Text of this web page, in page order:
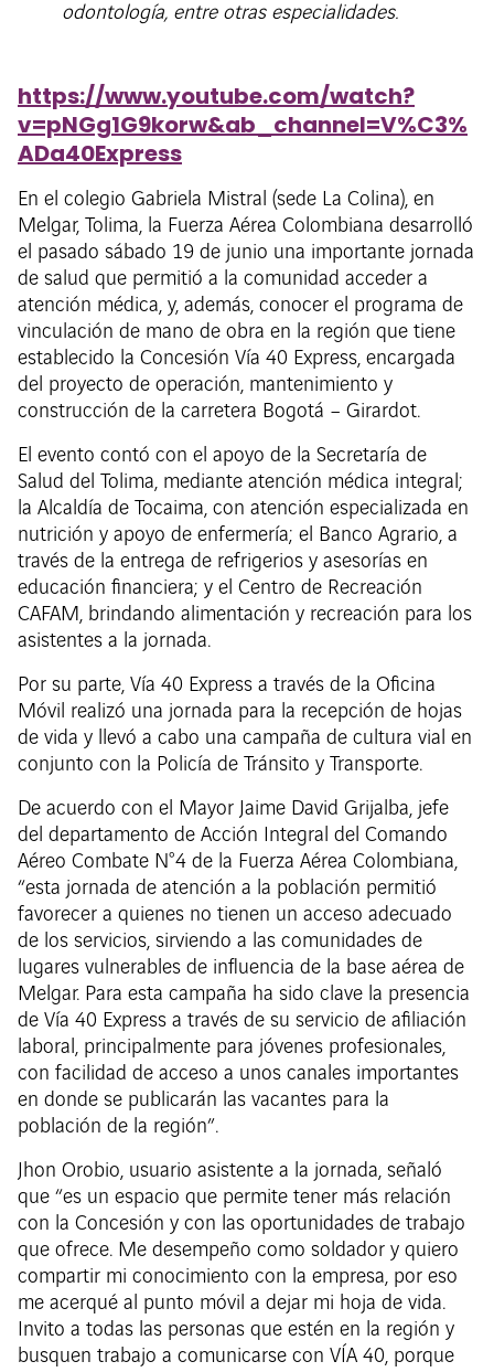
odontología, entre otras especialidades.
https://www.youtube.com/watch?
v=pNGg1G9korw&ab_channel=V%C3%
ADa40Express
En el colegio Gabriela Mistral (sede La Colina), en
Melgar, Tolima, la Fuerza Aérea Colombiana desarrolló
el pasado sábado 19 de junio una importante jornada
de salud que permitió a la comunidad acceder a
atención médica, y, además, conocer el programa de
vinculación de mano de obra en la región que tiene
establecido la Concesión Vía 40 Express, encargada
del proyecto de operación, mantenimiento y
construcción de la carretera Bogotá – Girardot.
El evento contó con el apoyo de la Secretaría de
Salud del Tolima, mediante atención médica integral;
la Alcaldía de Tocaima, con atención especializada en
nutrición y apoyo de enfermería; el Banco Agrario, a
través de la entrega de refrigerios y asesorías en
educación financiera; y el Centro de Recreación
CAFAM, brindando alimentación y recreación para los
asistentes a la jornada.
Por su parte, Vía 40 Express a través de la Oficina
Móvil realizó una jornada para la recepción de hojas
de vida y llevó a cabo una campaña de cultura vial en
conjunto con la Policía de Tránsito y Transporte.
De acuerdo con el Mayor Jaime David Grijalba, jefe
del departamento de Acción Integral del Comando
Aéreo Combate N°4 de la Fuerza Aérea Colombiana,
“esta jornada de atención a la población permitió
favorecer a quienes no tienen un acceso adecuado
de los servicios, sirviendo a las comunidades de
lugares vulnerables de influencia de la base aérea de
Melgar. Para esta campaña ha sido clave la presencia
de Vía 40 Express a través de su servicio de afiliación
laboral, principalmente para jóvenes profesionales,
con facilidad de acceso a unos canales importantes
en donde se publicarán las vacantes para la
población de la región”.
Jhon Orobio, usuario asistente a la jornada, señaló
que “es un espacio que permite tener más relación
con la Concesión y con las oportunidades de trabajo
que ofrece. Me desempeño como soldador y quiero
compartir mi conocimiento con la empresa, por eso
me acerqué al punto móvil a dejar mi hoja de vida.
Invito a todas las personas que estén en la región y
busquen trabajo a comunicarse con VÍA 40, porque